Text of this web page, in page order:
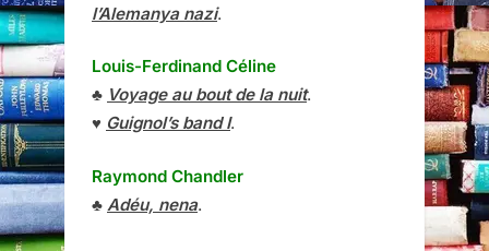
l’Alemanya nazi.
Louis-Ferdinand Céline
♣ Voyage au bout de la nuit.
♥ Guignol’s band I.
Raymond Chandler
♣ Adéu, nena.